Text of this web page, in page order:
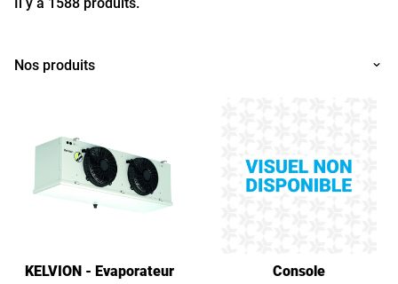
Nos produits
KELVION - Evaporateur
Console